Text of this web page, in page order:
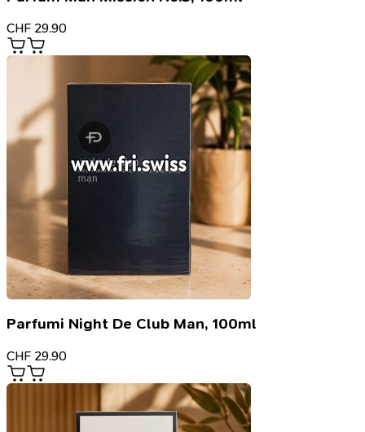
CHF 29.90
Parfumi Night De Club Man, 100ml
CHF 29.90